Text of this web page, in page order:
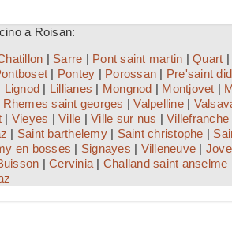
a Roisan:
| Sarre | Pont saint martin | Quart |
| Pontey | Porossan | Pre'saint
Lignod | Lillianes | Mongnod | Montjovet |
Rhemes saint georges |Valpelline|
| Vieyes | Ville | Ville sur nus | Villefranche
| Saint barthelemy| Saint christophe |
en bosses | Signayes | Villeneuve |
| Cervinia | Challand saint anselme